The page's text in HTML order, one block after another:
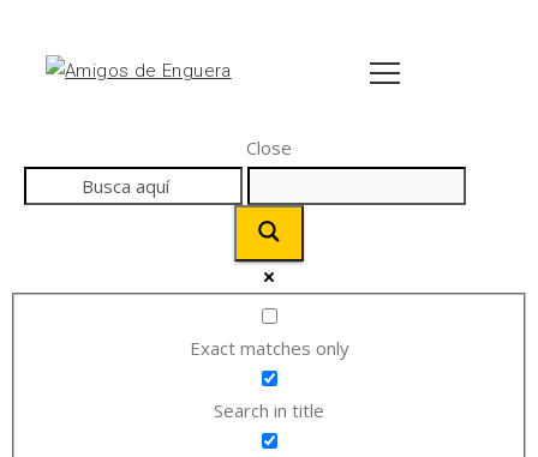
Close
Exact matches only
Search in title